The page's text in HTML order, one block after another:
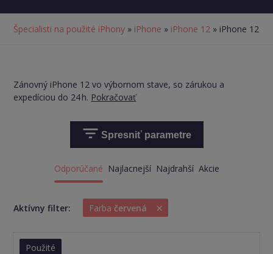
Špecialisti na použité iPhony » iPhone » iPhone 12 » iPhone 12
Zánovný iPhone 12 vo výbornom stave, so zárukou a
expedíciou do 24 h. Pokračovať
Spresniť parametre
Odporúčané Najlacnejší Najdrahší Akcie
Aktívny filter: Farba červená ×
Použité